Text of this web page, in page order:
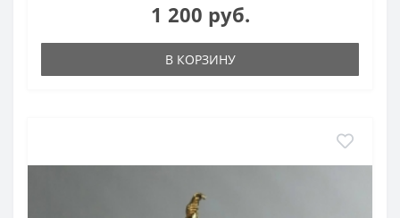
1 200 руб.
В КОРЗИНУ